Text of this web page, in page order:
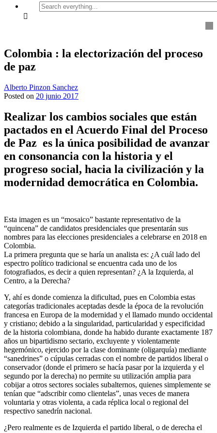
Search
everything...
Colombia : la electorización del proceso
de paz
Alberto Pinzon Sanchez
Posted on 20 junio 2017
Realizar los cambios sociales que están
pactados en el Acuerdo Final del Proceso
de Paz es la única posibilidad de avanzar
en consonancia con la historia y el
progreso social, hacia la civilización y la
modernidad democrática en Colombia.
Esta imagen es un “mosaico” bastante representativo de la
“quincena” de candidatos presidenciales que presentarán sus
nombres para las elecciones presidenciales a celebrarse en 2018 en
Colombia.
La primera pregunta que se haría un analista es: ¿A cuál lado del
espectro político tradicional se encuentra cada uno de los
fotografiados, es decir a quien representan? ¿A la Izquierda, al
Centro, a la Derecha?
Y, ahí es donde comienza la dificultad, pues en Colombia estas
categorías tradicionales aceptadas desde la época de la revolución
francesa en Europa de la modernidad y el llamado mundo occidental
y cristiano; debido a la singularidad, particularidad y especificidad
de la historia colombiana, donde ha habido durante exactamente 187
años un bipartidismo sectario, excluyente y violentamente
hegemónico, ejercido por la clase dominante (oligarquía) mediante
“sanedrines” o cúpulas cerradas con el nombre de partidos liberal o
conservador (donde el primero se hacía pasar por la izquierda y el
segundo por la derecha) no permite su utilización amplia para
cobijar a otros sectores sociales subalternos, quienes simplemente se
tenían que “adscribir como clientelas”, unas veces de manera
voluntaria y otras violenta, a cada réplica local o regional del
respectivo sanedrín nacional.
¿Pero realmente es de Izquierda el partido liberal, o de derecha el